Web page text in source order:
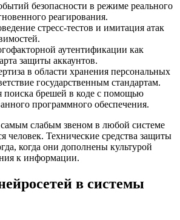
безопасности в режиме реального
реагирования.
стресс-тестов и имитация атак
аутентификации как
защиты аккаунтов.
в области хранения персональных
государственным стандартам.
поиска брешей в коде с помощью
программного обеспечения.
слабым звеном в любой системе
человек. Технические средства защиты
когда они дополнены культурой
к информации.
в системы